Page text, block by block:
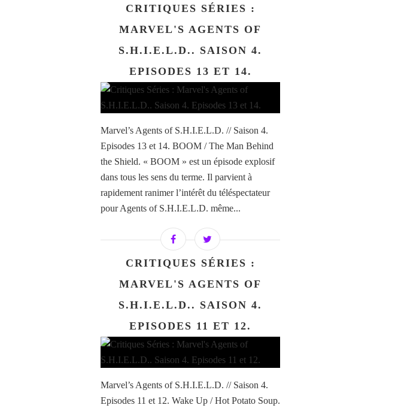
CRITIQUES SÉRIES :
MARVEL'S AGENTS OF
S.H.I.E.L.D.. SAISON 4.
EPISODES 13 ET 14.
Marvel’s Agents of S.H.I.E.L.D. // Saison 4.
Episodes 13 et 14. BOOM / The Man Behind
the Shield. « BOOM » est un épisode explosif
dans tous les sens du terme. Il parvient à
rapidement ranimer l’intérêt du téléspectateur
pour Agents of S.H.I.E.L.D. même...
CRITIQUES SÉRIES :
MARVEL'S AGENTS OF
S.H.I.E.L.D.. SAISON 4.
EPISODES 11 ET 12.
Marvel’s Agents of S.H.I.E.L.D. // Saison 4.
Episodes 11 et 12. Wake Up / Hot Potato Soup.